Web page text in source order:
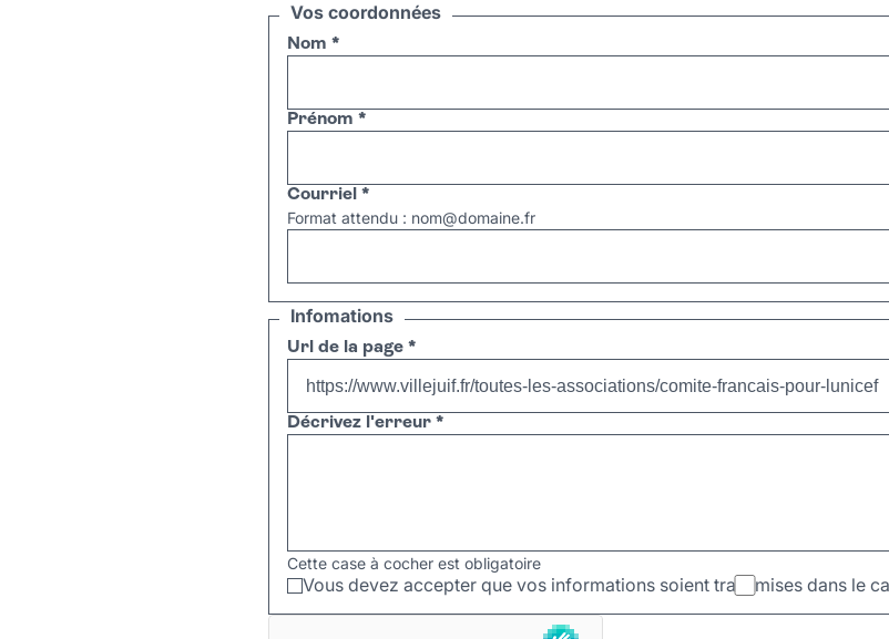
Vos coordonnées
Nom *
Prénom *
Courriel *
Format attendu : nom@domaine.fr
Infomations
Url de la page *
Décrivez l'erreur *
Cette case à cocher est obligatoire
Vous devez accepter que vos informations soient transmises dans le